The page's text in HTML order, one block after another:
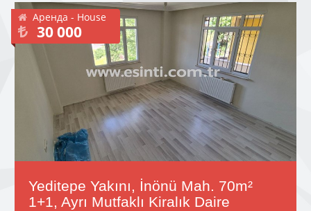
Аренда - House
30 000
Yeditepe Yakını, İnönü Mah. 70m²
1+1, Ayrı Mutfaklı Kiralık Daire